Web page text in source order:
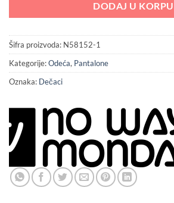
DODAJ U KORPU
Šifra proizvoda: N58152-1
Kategorije:Odeća, Pantalone
Oznaka: Dečaci